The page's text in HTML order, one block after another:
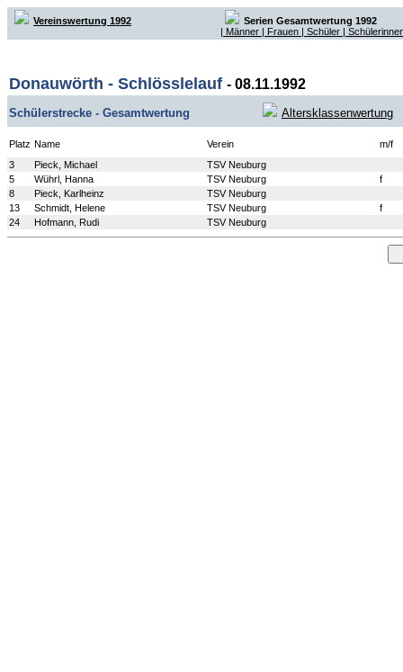
Vereinswertung 1992
Serien Gesamtwertung 1992
| Männer | Frauen | Schüler |
Donauwörth - Schlösslelauf - 08.11.1992
Schülerstrecke - Gesamtwertung Altersklassenwertung
Platz Name Verein
m/f
3
Pieck, Michael
TSV Neuburg
5
Wührl, Hanna TSV Neuburg
f
8
Pieck, Karlheinz
TSV Neuburg
13
Schmidt, Helene TSV Neuburg
f
24
Hofmann, Rudi TSV Neuburg